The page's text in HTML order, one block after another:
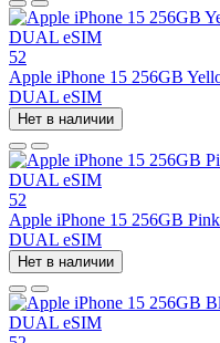
52
Apple iPhone 15 256GB
DUAL eSIM
Нет в наличии
52
Apple iPhone 15 256GB
DUAL eSIM
Нет в наличии